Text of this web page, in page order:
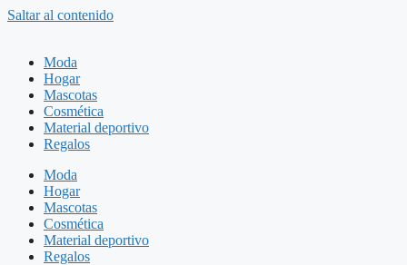
Saltar al contenido
Moda
Hogar
Mascotas
Cosmética
Material deportivo
Regalos
Moda
Hogar
Mascotas
Cosmética
Material deportivo
Regalos